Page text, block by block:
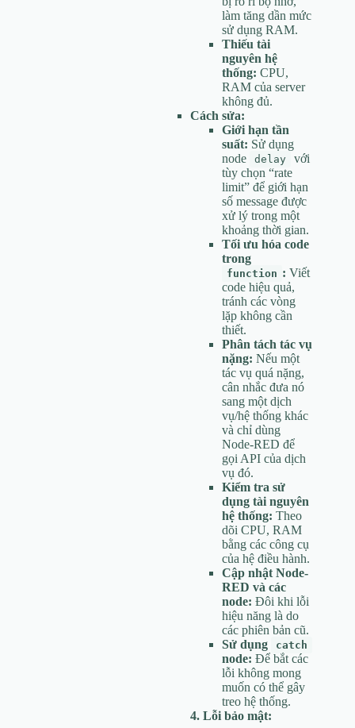
làm tăng dần mức
sử dụng RAM.
Thiếu tài
nguyên hệ
thống: CPU,
RAM của server
không đủ.
Cách sửa:
Giới hạn tần
suất: Sử dụng
node
delay
với
tùy chọn “rate
limit” để giới hạn
số message được
xử lý trong một
khoảng thời gian.
Tối ưu hóa code
trong
function : Viết
code hiệu quả,
tránh các vòng
lặp không cần
thiết.
Phân tách tác vụ
nặng: Nếu một
tác vụ quá nặng,
cân nhắc đưa nó
sang một dịch
vụ/hệ thống khác
và chỉ dùng
Node-RED để
gọi API của dịch
vụ đó.
Kiểm tra sử
dụng tài nguyên
hệ thống: Theo
dõi CPU, RAM
bằng các công cụ
của hệ điều hành.
Cập nhật Node-
RED và các
node: Đôi khi lỗi
hiệu năng là do
các phiên bản cũ.
Sử dụng
catch
node: Để bắt các
lỗi không mong
muốn có thể gây
treo hệ thống.
4. Lỗi bảo mật: